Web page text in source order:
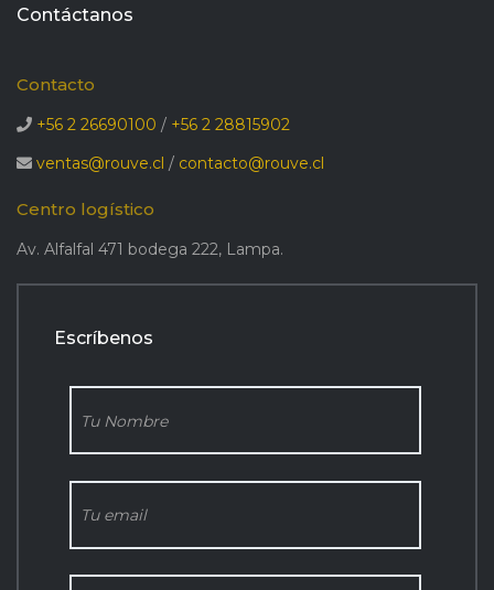
Contáctanos
Contacto
+56 2 26690100 / +56 2 28815902
ventas@rouve.cl / contacto@rouve.cl
Centro logístico
Av. Alfalfal 471 bodega 222, Lampa.
Escríbenos